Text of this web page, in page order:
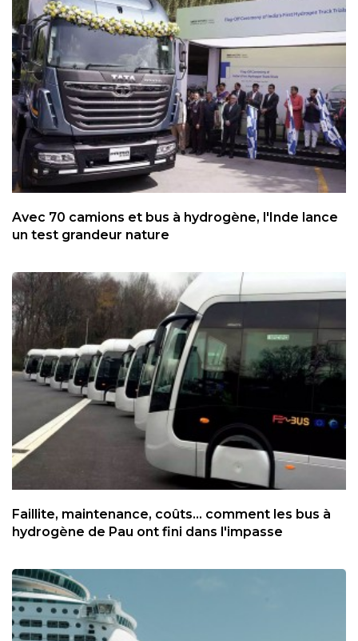
Avec 70 camions et bus à hydrogène, l'Inde lance
un test grandeur nature
Faillite, maintenance, coûts... comment les bus à
hydrogène de Pau ont fini dans l'impasse